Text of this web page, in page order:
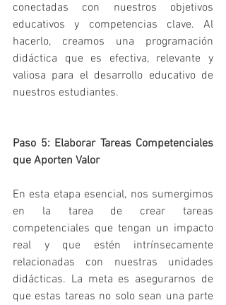
conectadas con nuestros objetivos
educativos y competencias clave. Al
hacerlo, creamos una programación
didáctica que es efectiva, relevante y
valiosa para el desarrollo educativo de
nuestros estudiantes.
Paso 5: Elaborar Tareas Competenciales
que Aporten Valor
En esta etapa esencial, nos sumergimos
en la tarea de crear tareas
competenciales que tengan un impacto
real y que estén intrínsecamente
relacionadas con nuestras unidades
didácticas. La meta es asegurarnos de
que estas tareas no solo sean una parte